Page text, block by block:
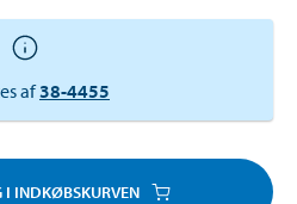
af38-4455
INDKØBSKURVEN